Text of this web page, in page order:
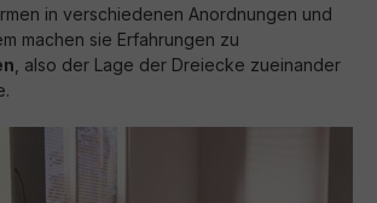
in verschiedenen Anordnungen und
machen sie Erfahrungen zu
, also der Lage der Dreiecke zueinander